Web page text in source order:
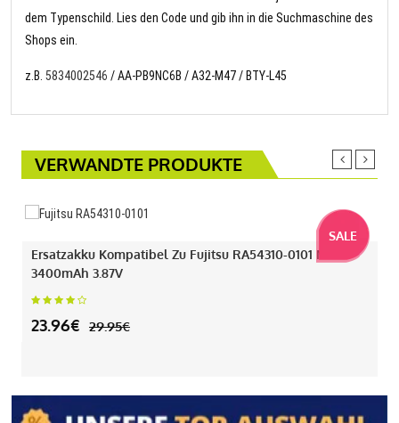
dem Typenschild. Lies den Code und gib ihn in die Suchmaschine des
Shops ein.
z.B. 5834002546 / AA-PB9NC6B / A32-M47 / BTY-L45
VERWANDTE PRODUKTE
SALE
Ersatzakku Kompatibel Zu Fujitsu RA54310-0101 Mit
3400mAh 3.87V
23.96€ 29.95€